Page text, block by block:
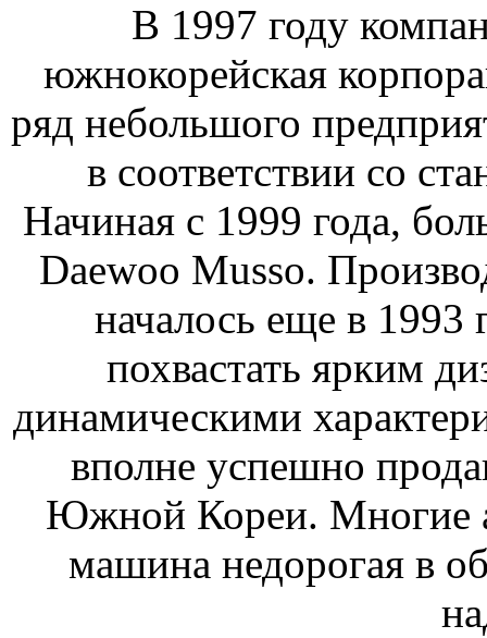
В 1997 году
южнокорейская
ряд небольшого
в соответствии со
Начиная с 1999 года,
Daewoo Musso.
началось еще в 1993
похвастать ярким
динамическими
вполне успешно
Южной Кореи. Многие
машина недорогая в